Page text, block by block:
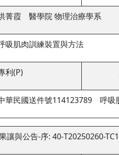
菁霞 醫學院 物理治療學系
吸肌肉訓練裝置與方法
利(P)
華民國送件號114123789 呼
讓與公告-序: 40-T20250260-TC1